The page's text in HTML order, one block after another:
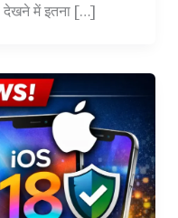
देखने में इतना […]